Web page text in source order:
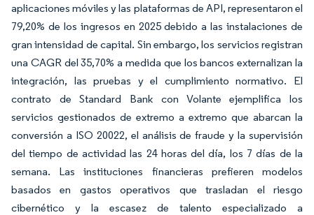
aplicaciones móviles y las plataformas de API, representaron el
79,20% de los ingresos en 2025 debido a las instalaciones de
gran intensidad de capital. Sin embargo, los servicios registran
una CAGR del 35,70% a medida que los bancos externalizan la
integración, las pruebas y el cumplimiento normativo. El
contrato de Standard Bank con Volante ejemplifica los
servicios gestionados de extremo a extremo que abarcan la
conversión a ISO 20022, el análisis de fraude y la supervisión
del tiempo de actividad las 24 horas del día, los 7 días de la
semana. Las instituciones financieras prefieren modelos
basados en gastos operativos que trasladan el riesgo
cibernético y la escasez de talento especializado a